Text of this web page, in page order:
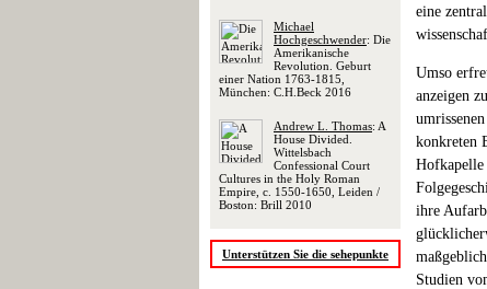
Michael
Hochgeschwender: Die
Amerikanische
Revolution. Geburt
einer Nation 1763-1815,
München: C.H.Beck 2016
Andrew L. Thomas: A
House Divided.
Wittelsbach
Confessional Court
Cultures in the Holy Roman
Empire, c. 1550-1650, Leiden /
Boston: Brill 2010
Unterstützen Sie die sehepunkte
eine
Umso
anzeigen
konkreten
Hofkapelle
ihre
Studien